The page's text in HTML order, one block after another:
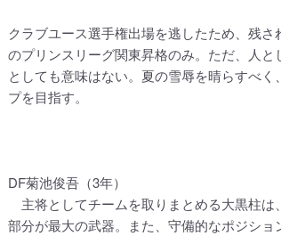
クラブユース選手権出場を逃したため、残
のプリンスリーグ関東昇格のみ。ただ、人
としても意味はない。夏の雪辱を晴らすべ
プを目指す。
DF菊池俊吾（3年）
主将としてチームを取りまとめる大黒柱は
部分が最大の武器。また、守備的なポジシ